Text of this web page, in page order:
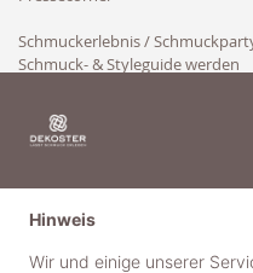
Schmuckerlebnis /
Schmuck- & Styleguide werden
Hinweis
Wir und einige unserer